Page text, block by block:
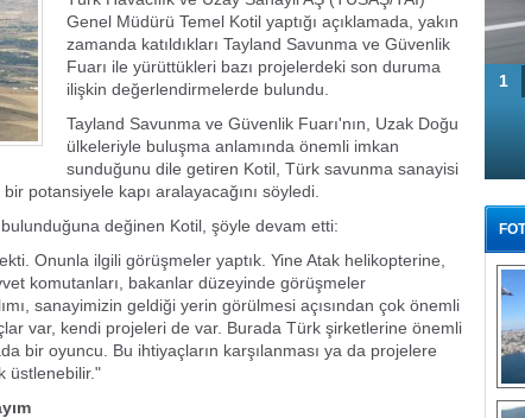
Genel Müdürü Temel Kotil yaptığı açıklamada, yakın
zamanda katıldıkları Tayland Savunma ve Güvenlik
Fuarı ile yürüttükleri bazı projelerdeki son duruma
ilişkin değerlendirmelerde bulundu.
Tayland Savunma ve Güvenlik Fuarı'nın, Uzak Doğu
ülkeleriyle buluşma anlamında önemli imkan
sunduğunu dile getiren Kotil, Türk savunma sanayisi
potansiyele kapı aralayacağını söyledi.
değinen Kotil, şöyle devam etti:
Onunla ilgili görüşmeler yaptık. Yine Atak helikopterine,
komutanları, bakanlar düzeyinde görüşmeler
sanayimizin geldiği yerin görülmesi açısından çok önemli
var, kendi projeleri de var. Burada Türk şirketlerine önemli
bir oyuncu. Bu ihtiyaçların karşılanması ya da projelere
üstlenebilir."
1